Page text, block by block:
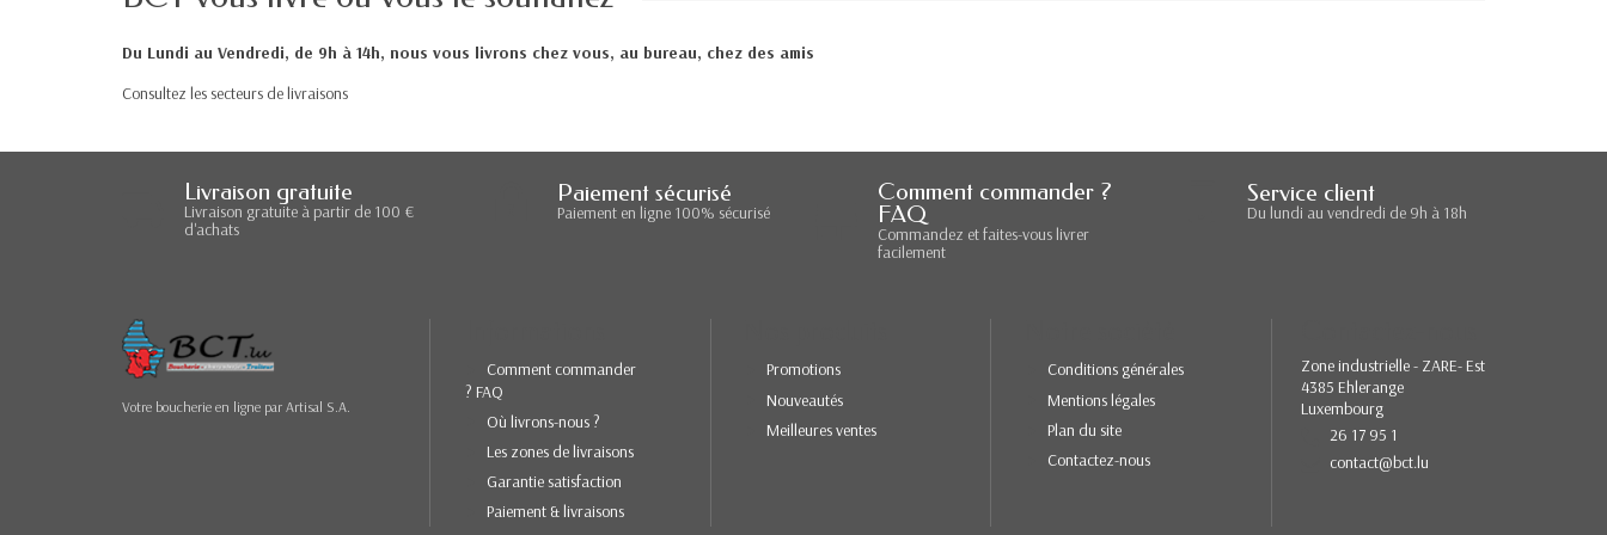
Du Lundi au Vendredi, de 9h à 14h, nous vous livrons chez vous, au bureau, chez des amis
Consultez les secteurs de livraisons
Livraison gratuite
Livraison gratuite à partir de 100 €
d'achats
Paiement sécurisé
Paiement en ligne 100% sécurisé
Comment commander ?
FAQ
Commandez et faites-vous livrer
facilement
Service client
Du lundi au vendredi de 9h à 18h
Votre boucherie en ligne par Artisal S.A.
Comment commander
? FAQ
Où livrons-nous ?
Les zones de livraisons
Garantie satisfaction
Paiement & livraisons
Promotions
Nouveautés
Meilleures ventes
Conditions générales
Mentions légales
Plan du site
Contactez-nous
Zone industrielle - ZARE- Est
4385 Ehlerange
Luxembourg
26 17 95 1
contact@bct.lu